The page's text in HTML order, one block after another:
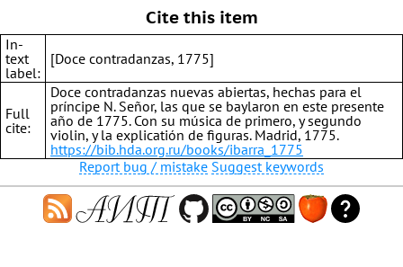
Cite this item
In-
text
label:
[Doce contradanzas, 1775]
Full
cite:
Doce contradanzas nuevas abiertas, hechas para el
príncipe N. Señor, las que se baylaron en este presente
año de 1775. Con su música de primero, y segundo
violin, y la explicatión de figuras. Madrid, 1775.
https://bib.hda.org.ru/books/ibarra_1775
Report bug / mistake Suggest keywords